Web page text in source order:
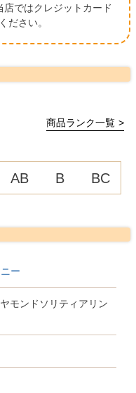
店ではクレジットカード
ださい。
商品ランク一覧
AB B BC
ー
モンドソリティアリン